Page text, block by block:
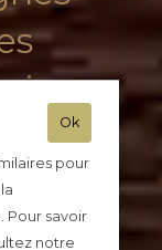
Ok
pour
Pour savoir
notre